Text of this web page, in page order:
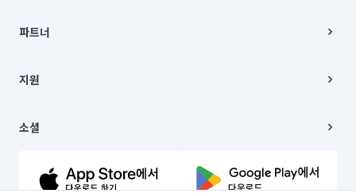
주소 | 본사: 서울특별시 종로구 율곡로 6(중학동, 트윈트리빌딩) B동 5층
컨택센터 : 서울특별시 종로구 수송동 율곡로 24, 7층, 8층 미소
상품, 상품정보, 거래에 관한 의무와 책임은 거래당사자에게 있습니다.
언론 보도 관련 문의:
© 유한회사 미소. Miso, Inc. All Rights Reserved.
채용
파트너
이사
지원
이용약관
문의하기
소셜
유튜브